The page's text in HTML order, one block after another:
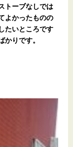
トーブなしでは
よかったものの
たいところです
りです。